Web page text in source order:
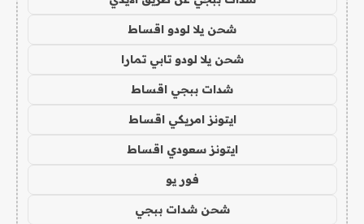
شحن يلا لودو اقساط
شحن يلا لودو تابي تمارا
شدات ببجي اقساط
ايتونز امريكي اقساط
ايتونز سعودي اقساط
فور يو
شحن شدات ببجي